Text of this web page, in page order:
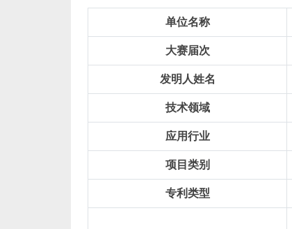
单位名称
大赛届次
发明人姓名
技术领域
应用行业
项目类别
专利类型